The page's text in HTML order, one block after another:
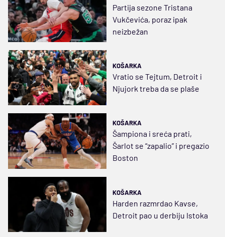
Partija sezone Tristana
Vukčevića, poraz ipak
neizbežan
KOŠARKA
Vratio se Tejtum, Detroit i
Njujork treba da se plaše
KOŠARKA
Šampiona i sreća prati,
Šarlot se “zapalio” i pregazio
Boston
KOŠARKA
Harden razmrdao Kavse,
Detroit pao u derbiju Istoka